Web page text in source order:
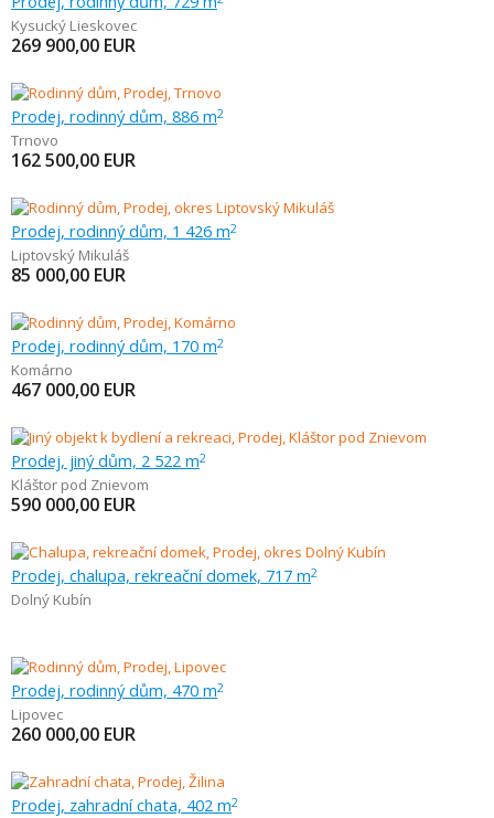
Kysucký Lieskovec
269 900,00 EUR
Prodej, rodinný dům, 886 m2
Trnovo
162 500,00 EUR
Prodej, rodinný dům, 1 426 m2
Liptovský Mikuláš
85 000,00 EUR
Prodej, rodinný dům, 170 m2
Komárno
467 000,00 EUR
Prodej, jiný dům, 2 522 m2
Kláštor pod Znievom
590 000,00 EUR
Prodej, chalupa, rekreační domek, 717 m2
Dolný Kubín
Prodej, rodinný dům, 470 m2
Lipovec
260 000,00 EUR
Prodej, zahradní chata, 402 m2